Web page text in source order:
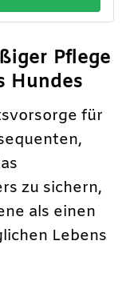
Pflege
Hundes
für
zu sichern,
als einen
Lebens